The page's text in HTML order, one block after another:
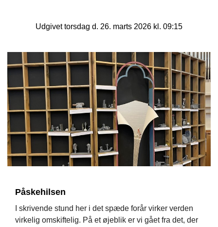
Udgivet torsdag d. 26. marts 2026 kl. 09:15
Påskehilsen
I skrivende stund her i det spæde forår virker verden
virkelig omskiftelig. På et øjeblik er vi gået fra det, der